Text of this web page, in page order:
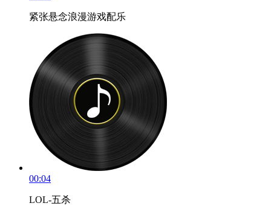
紧张悬念浪漫游戏配乐
00:04
LOL-五杀